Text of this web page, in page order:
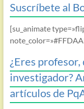
Suscríbete al
[su_animate
¿Eres
investigador?
artículos de